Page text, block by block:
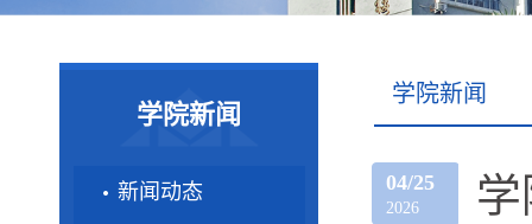
学院新闻
新闻动态
学院新闻
04/25
2026